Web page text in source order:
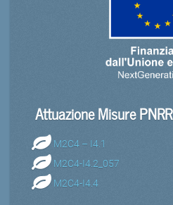
Attuazione Misure PNRR
M2C4 – I4.1
M2C4-I4.2_057
M2C4-I4.4